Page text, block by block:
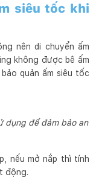
siêu tốc khi
nên di chuyển ấm
không được bê ấm
quản ấm siêu tốc
dụng để đảm bảo an
nếu mở nắp thì tính
động.